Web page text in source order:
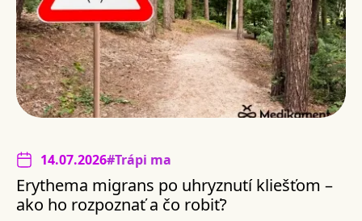
14.07.2026#Trápi ma
Erythema migrans po uhryznutí kliešťom –
ako ho rozpoznať a čo robiť?